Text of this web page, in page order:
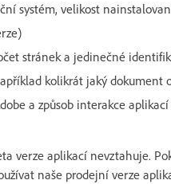
systém, velikost
stránek a jedinečné
kolikrát jaký dokument
a způsob interakce
verze aplikací nevztahuje.
naše prodejní verze